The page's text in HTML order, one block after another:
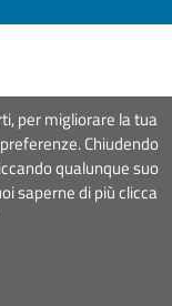
per migliorare la tua
Chiudendo
qualunque suo
saperne di più clicca